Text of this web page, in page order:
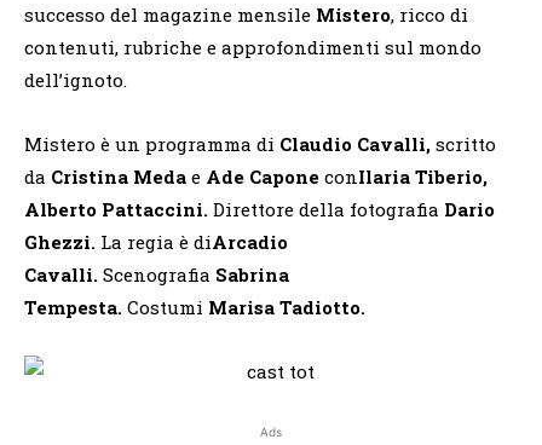
successo del magazine mensile Mistero, ricco di
contenuti, rubriche e approfondimenti sul mondo
dell’ignoto.
Mistero è un programma di Claudio Cavalli, scritto
da Cristina Meda e Ade Capone conIlaria Tiberio,
Alberto Pattaccini. Direttore della fotografia Dario
Ghezzi. La regia è diArcadio
Cavalli. Scenografia Sabrina
Tempesta. Costumi Marisa Tadiotto.
Ads